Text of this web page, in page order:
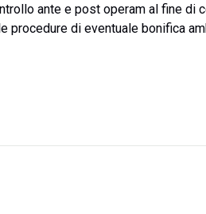
ante e post operam al fine di
di eventuale bonifica